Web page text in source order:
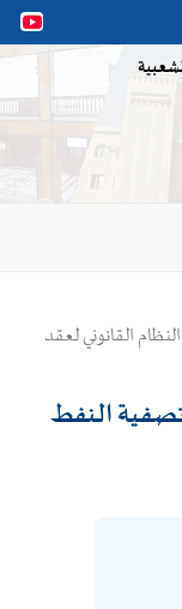
القانوني لعقد
تصفية النفط